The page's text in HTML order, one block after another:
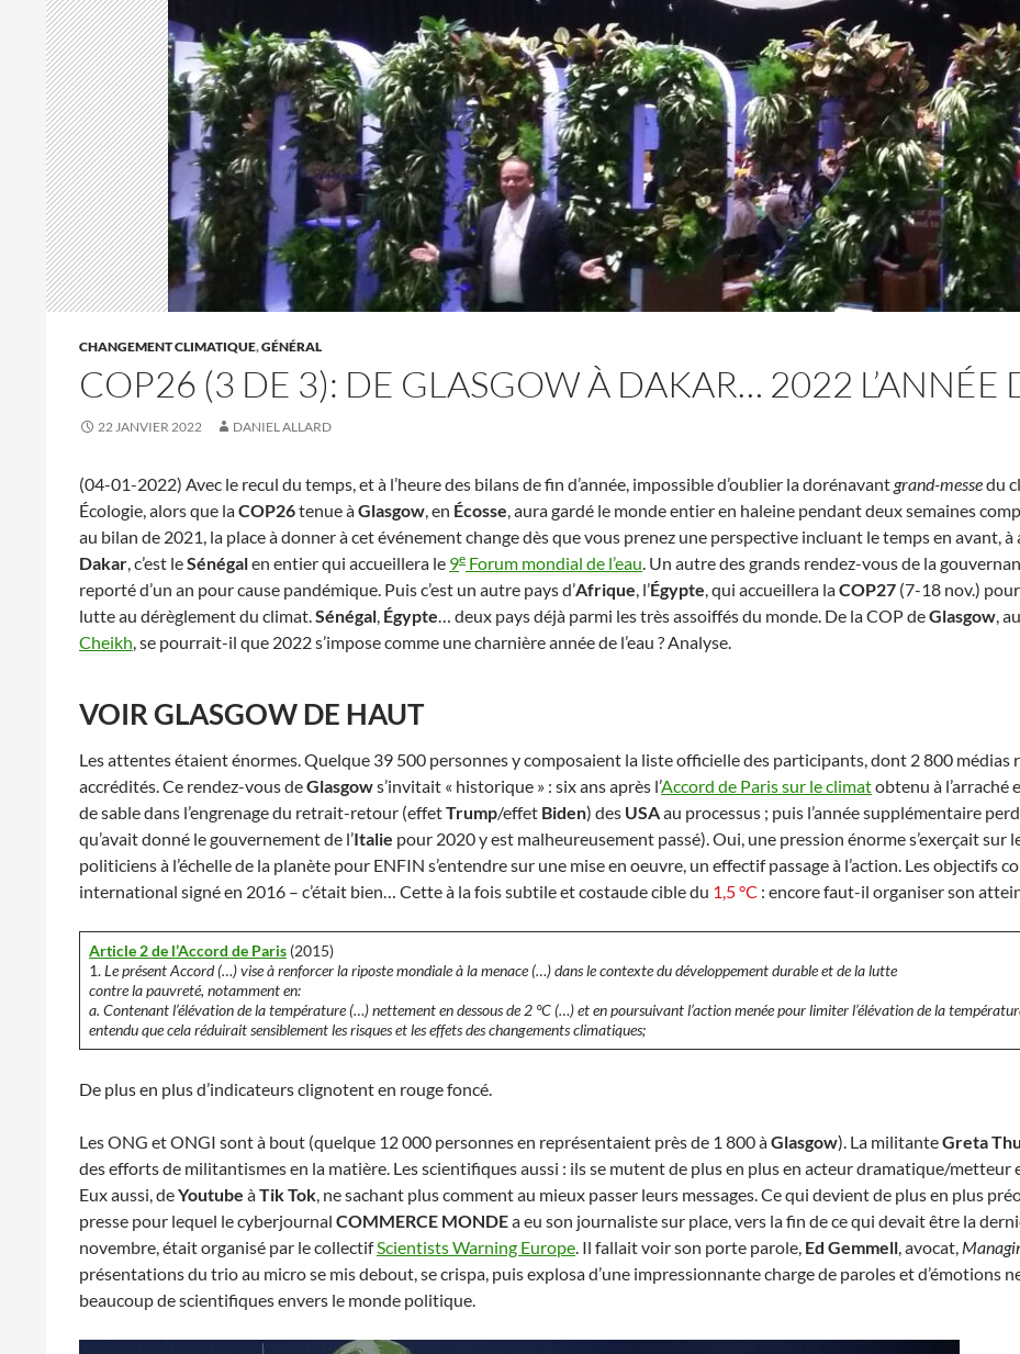
CHANGEMENT CLIMATIQUE,GÉNÉRAL
COP26 (3 DE 3): DE GLASGOW À DAKAR… 2022 L’ANNÉE
22 JANVIER 2022 DANIEL ALLARD
(04-01-2022) Avec le recul du temps, et à l’heure des bilans de fin d’année, impossible d’oublier la dorénavant grand-messedu
Écologie, alors que laCOP26tenue àGlasgow, en Écosse, aura gardé le monde entier en haleine pendant deux semaines
au bilan de 2021, la place à donner à cet événement change dès que vous prenez une perspective incluant le temps en avant,
Dakar, c’est leSénégalen entier qui accueillera le 9e Forum mondial de l’eau. Un autre des grands rendez-vous de la
reporté d’un an pour cause pandémique. Puis c’est un autre pays d’Afrique, l’Égypte, qui accueillera laCOP27 (7-18 nov.)
lutte au dérèglement du climat.Sénégal, Égypte… deux pays déjà parmi les très assoiffés du monde. De la COP deGlasgow,
Cheikh, se pourrait-il que 2022 s’impose comme une charnière année de l’eau ? Analyse.
VOIR GLASGOW DE HAUT
Les attentes étaient énormes. Quelque 39 500 personnes y composaient la liste officielle des participants, dont 2 800
accrédités. Ce rendez-vous deGlasgows’invitait « historique » : six ans après l’Accord de Paris sur le climatobtenu à l’arraché
de sable dans l’engrenage du retrait-retour (effetTrump/effet Biden) des USAau processus ; puis l’année supplémentaire
qu’avait donné le gouvernement de l’Italie pour 2020 y est malheureusement passé). Oui, une pression énorme s’exerçait
politiciens à l’échelle de la planète pour ENFIN s’entendre sur une mise en oeuvre, un effectif passage à l’action. Les objectifs
international signé en 2016 – c’était bien… Cette à la fois subtile et costaude cible du 1,5 °C : encore faut-il organiser son
Article 2 de l’Accord de Paris (2015)
1.Le présent Accord (…) vise à renforcer la riposte mondiale à la menace (…) dans le contexte du développement durable et de la lutte
contre la pauvreté, notamment en:
a. Contenant l’élévation de la température (…) nettement en dessous de 2 °C (…) et en poursuivant l’action menée pour limiter l’élévation de la
entendu que cela réduirait sensiblement les risques et les effets des changements climatiques;
De plus en plus d’indicateurs clignotent en rouge foncé.
Les ONG et ONGI sont à bout (quelque 12 000 personnes en représentaient près de 1 800 àGlasgow). La militanteGreta
des efforts de militantismes en la matière. Les scientifiques aussi : ils se mutent de plus en plus en acteur dramatique/
Eux aussi, deYoutube àTik Tok, ne sachant plus comment au mieux passer leurs messages. Ce qui devient de plus en plus
presse pour lequel le cyberjournal COMMERCE MONDEa eu son journaliste sur place, vers la fin de ce qui devait être la
novembre, était organisé par le collectifScientists Warning Europe. Il fallait voir son porte parole, Ed Gemmell, avocat,
présentations du trio au micro se mis debout, se crispa, puis explosa d’une impressionnante charge de paroles et d’émotions
beaucoup de scientifiques envers le monde politique.